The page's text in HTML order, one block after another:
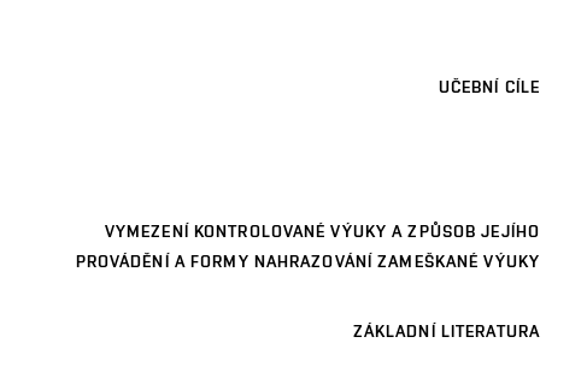
UČEBNÍ CÍLE
VYMEZENÍ KONTROLOVANÉ VÝUKY A ZPŮSOB JEJÍHO
PROVÁDĚNÍ A FORMY NAHRAZOVÁNÍ ZAMEŠKANÉ VÝUKY
ZÁKLADNÍ LITERATURA